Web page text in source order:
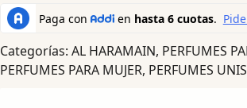
Categorías: AL HARAMAIN, PERFUMES
PERFUMES PARA MUJER, PERFUMES